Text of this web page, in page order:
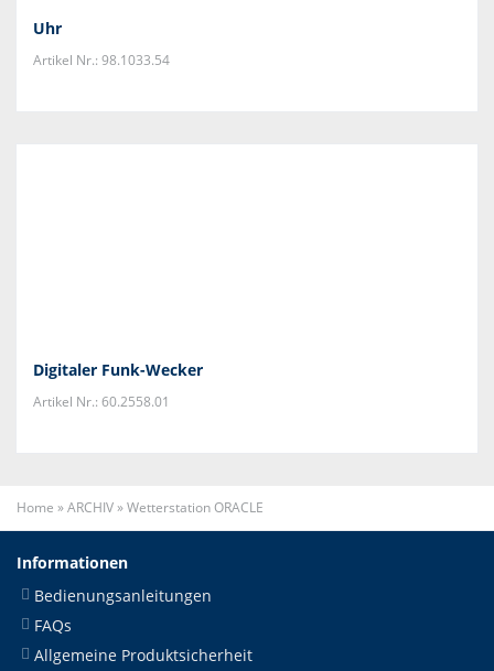
Uhr
Artikel Nr.: 98.1033.54
Digitaler Funk-Wecker
Artikel Nr.: 60.2558.01
Home »ARCHIV»Wetterstation ORACLE
Informationen
Bedienungsanleitungen
FAQs
Allgemeine Produktsicherheit